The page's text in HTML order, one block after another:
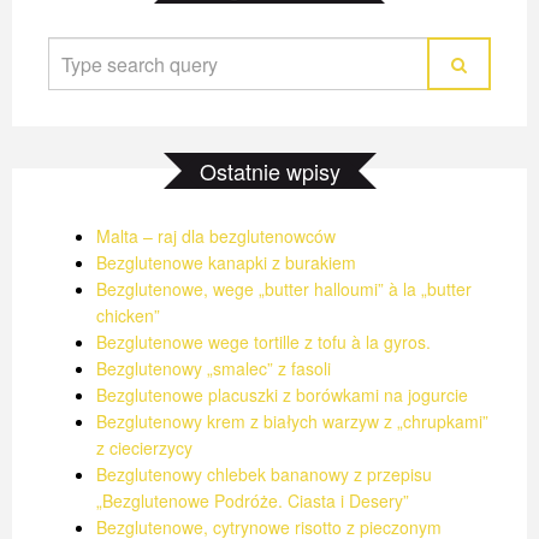
Ostatnie wpisy
Malta – raj dla bezglutenowców
Bezglutenowe kanapki z burakiem
Bezglutenowe, wege „butter halloumi” à la „butter
chicken”
Bezglutenowe wege tortille z tofu à la gyros.
Bezglutenowy „smalec” z fasoli
Bezglutenowe placuszki z borówkami na jogurcie
Bezglutenowy krem z białych warzyw z „chrupkami”
z ciecierzycy
Bezglutenowy chlebek bananowy z przepisu
„Bezglutenowe Podróże. Ciasta i Desery”
Bezglutenowe, cytrynowe risotto z pieczonym